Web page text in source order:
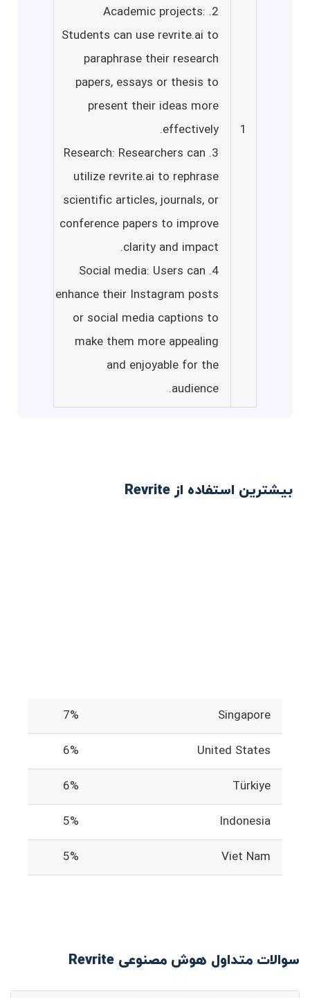
1
2. Academic projects:
Students can use revrite.ai to
paraphrase their research
papers, essays or thesis to
present their ideas more
effectively.
3. Research: Researchers can
utilize revrite.ai to rephrase
scientific articles, journals, or
conference papers to improve
clarity and impact.
4. Social media: Users can
enhance their Instagram posts
or social media captions to
make them more appealing
and enjoyable for the
audience.
بیشترین استفاده از Revrite
Singapore
7%
United States
6%
Türkiye
6%
Indonesia
5%
Viet Nam
5%
سوالات متداول هوش مصنوعی Revrite